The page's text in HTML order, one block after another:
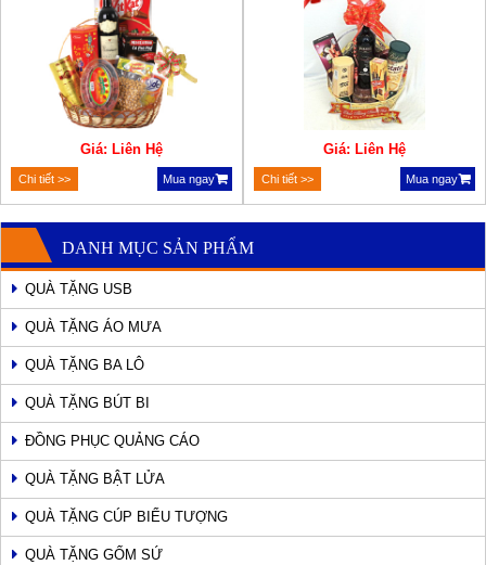
Giá: Liên Hệ
Chi tiết >> Mua ngay
Giá: Liên Hệ
Chi tiết >> Mua ngay
DANH MỤC SẢN PHẨM
QUÀ TẶNG USB
QUÀ TẶNG ÁO MƯA
QUÀ TẶNG BA LÔ
QUÀ TẶNG BÚT BI
ĐỒNG PHỤC QUẢNG CÁO
QUÀ TẶNG BẬT LỬA
QUÀ TẶNG CÚP BIỂU TƯỢNG
QUÀ TẶNG GỐM SỨ